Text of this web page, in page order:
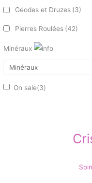
Géodes et Druzes (3)
Pierres Roulées (42)
Minéraux
On sale(3)